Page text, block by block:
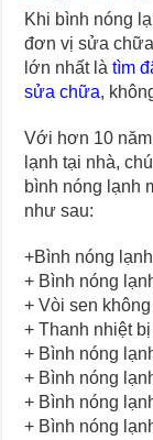
Khi bình nóng
đơn vị sửa
lớn nhất làtìm
sửa chữa,
Với hơn 10
lạnh tại nhà,
bình nóng lạnh
như sau:
+Bình nóng
+ Bình nóng
+ Vòi sen
+ Thanh nhiệt
+ Bình nóng
+ Bình nóng
+ Bình nóng
+ Bình nóng